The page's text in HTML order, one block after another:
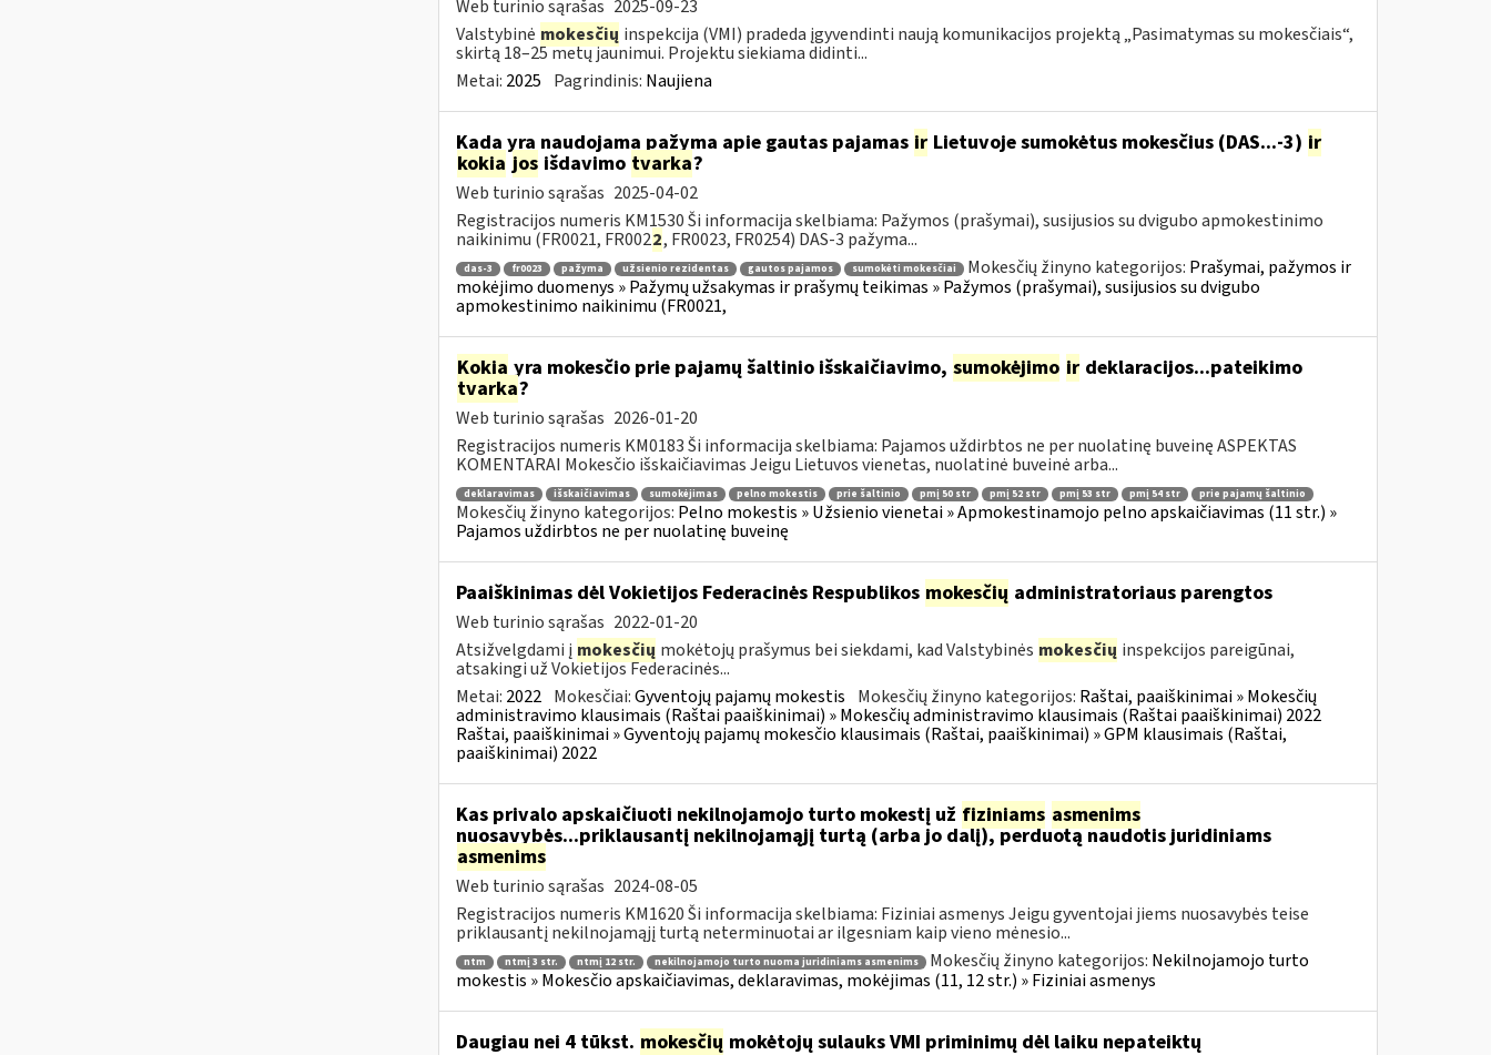
Web turinio sąrašas 2025-09-23
Valstybinė mokesčių inspekcija (VMI) pradeda įgyvendinti naują komunikacijos projektą „Pasimatymas su mokesčiais“,
skirtą 18–25 metų jaunimui. Projektu siekiama didinti...
Metai: 2025 Pagrindinis: Naujiena
Kada yra naudojama pažyma apie gautas pajamas irLietuvoje sumokėtus mokesčius (DAS...-3) ir
kokia jos išdavimo tvarka?
Web turinio sąrašas 2025-04-02
Registracijos numeris KM1530 Ši informacija skelbiama: Pažymos (prašymai), susijusios su dvigubo apmokestinimo
naikinimu (FR0021, FR0022, FR0023, FR0254) DAS-3 pažyma...
das-3 fr0023 pažyma užsienio rezidentas gautos pajamos sumokėti mokesčiai Mokesčių žinyno kategorijos: Prašymai, pažymos ir
mokėjimo duomenys » Pažymų užsakymas ir prašymų teikimas » Pažymos (prašymai), susijusios su dvigubo
apmokestinimo naikinimu (FR0021,
Kokiayra mokesčio prie pajamų šaltinio išskaičiavimo, sumokėjimo irdeklaracijos...pateikimo
tvarka?
Web turinio sąrašas 2026-01-20
Registracijos numeris KM0183 Ši informacija skelbiama: Pajamos uždirbtos ne per nuolatinę buveinę ASPEKTAS
KOMENTARAI Mokesčio išskaičiavimas Jeigu Lietuvos vienetas, nuolatinė buveinė arba...
deklaravimas išskaičiavimas sumokėjimas pelno mokestis prie šaltinio pmį 50 str pmį 52 str pmį 53 str pmį 54 str prie pajamų šaltinio
Mokesčių žinyno kategorijos: Pelno mokestis » Užsienio vienetai » Apmokestinamojo pelno apskaičiavimas (11 str.) »
Pajamos uždirbtos ne per nuolatinę buveinę
Paaiškinimas dėl Vokietijos Federacinės Respublikos mokesčių administratoriaus parengtos
Web turinio sąrašas 2022-01-20
Atsižvelgdami į mokesčių mokėtojų prašymus bei siekdami, kad Valstybinės mokesčių inspekcijos pareigūnai,
atsakingi už Vokietijos Federacinės...
Metai: 2022 Mokesčiai:Gyventojų pajamų mokestis Mokesčių žinyno kategorijos: Raštai, paaiškinimai » Mokesčių
administravimo klausimais (Raštai paaiškinimai) » Mokesčių administravimo klausimais (Raštai paaiškinimai) 2022
Raštai, paaiškinimai » Gyventojų pajamų mokesčio klausimais (Raštai, paaiškinimai) » GPM klausimais (Raštai,
paaiškinimai) 2022
Kas privalo apskaičiuoti nekilnojamojo turto mokestį už fiziniams asmenims
nuosavybės...priklausantį nekilnojamąjį turtą (arba jo dalį), perduotą naudotis juridiniams
asmenims
Web turinio sąrašas 2024-08-05
Registracijos numeris KM1620 Ši informacija skelbiama: Fiziniai asmenys Jeigu gyventojai jiems nuosavybės teise
priklausantį nekilnojamąjį turtą neterminuotai ar ilgesniam kaip vieno mėnesio...
ntm ntmį 3 str. ntmį 12 str. nekilnojamojo turto nuoma juridiniams asmenims Mokesčių žinyno kategorijos: Nekilnojamojo turto
mokestis » Mokesčio apskaičiavimas, deklaravimas, mokėjimas (11, 12 str.) » Fiziniai asmenys
Daugiau nei 4 tūkst. mokesčių mokėtojų sulauks VMI priminimų dėl laiku nepateiktų